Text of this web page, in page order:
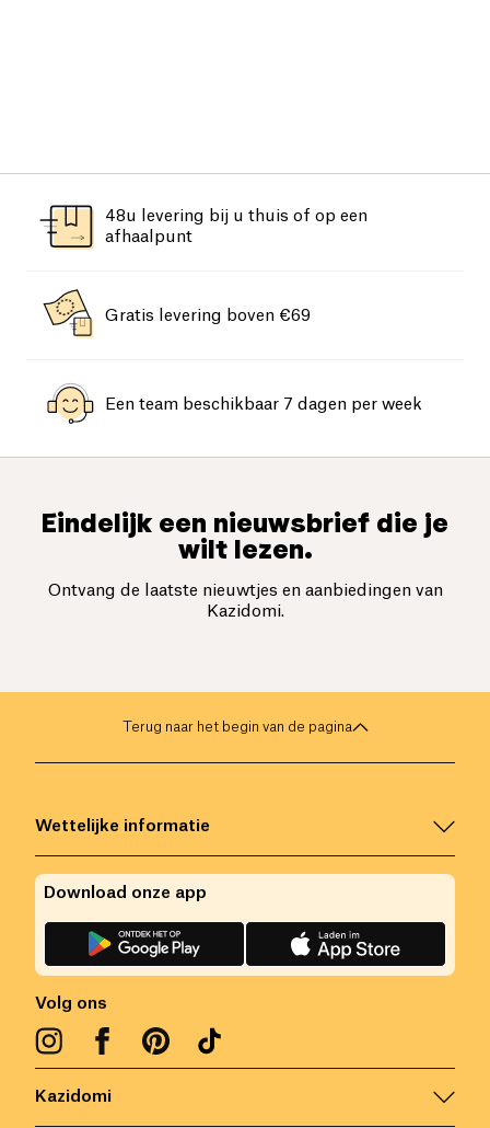
48u levering bij u thuis of op een
afhaalpunt
Gratis levering boven €69
Een team beschikbaar 7 dagen per week
Eindelijk een nieuwsbrief die je
wilt lezen.
Ontvang de laatste nieuwtjes en aanbiedingen van
Kazidomi.
Terug naar het begin van de pagina
Kazidomi
Wettelijke informatie
Volg ons
Download onze app